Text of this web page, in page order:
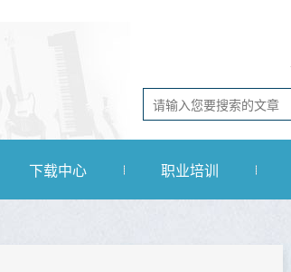
下载中心 职业培训